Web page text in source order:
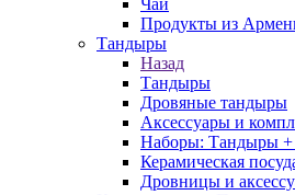
Чай
Продукты из
Тандыры
Назад
Тандыры
Дровяные тандыры
Аксессуары и
Наборы: Тандыры +
Керамическая
Дровницы и